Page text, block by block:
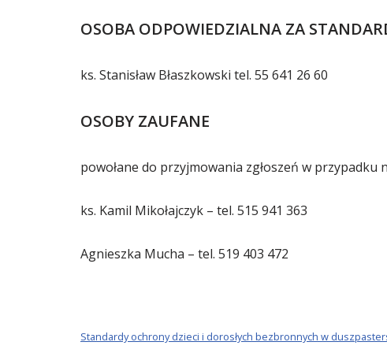
OSOBA ODPOWIEDZIALNA ZA
ks. Stanisław Błaszkowski tel. 55 641 26 60
OSOBY ZAUFANE
powołane do przyjmowania zgłoszeń w
ks. Kamil Mikołajczyk – tel. 515 941 363
Agnieszka Mucha – tel. 519 403 472
Standardy ochrony dzieci i dorosłych bezbronnych w